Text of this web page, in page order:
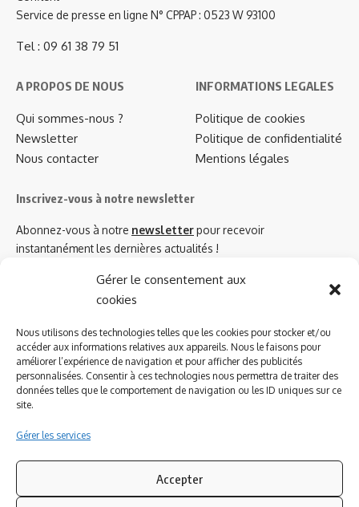
Gérer le consentement aux
cookies
Nous utilisons des technologies telles que les cookies pour stocker et/ou
accéder aux informations relatives aux appareils. Nous le faisons pour
améliorer l’expérience de navigation et pour afficher des publicités
personnalisées. Consentir à ces technologies nous permettra de traiter des
données telles que le comportement de navigation ou les ID uniques sur ce
site.
Gérer les services
Accepter
Service de presse en ligne N° CPPAP : 0523 W 93100
Tel : 09 61 38 79 51
A PROPOS DE NOUS
Qui sommes-nous ?
Newsletter
Nous contacter
INFORMATIONS LEGALES
Politique de cookies
Politique de confidentialité
Mentions légales
Inscrivez-vous à notre newsletter
Abonnez-vous à notre newsletterpour recevoir
instantanément les dernières actualités !
Azinat.com TV soutient